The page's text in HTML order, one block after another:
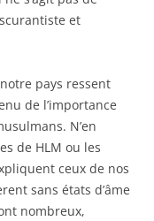
et
pays ressent
de l’importance
N’en
de HLM ou les
ceux de nos
sans états d’âme
nombreux,